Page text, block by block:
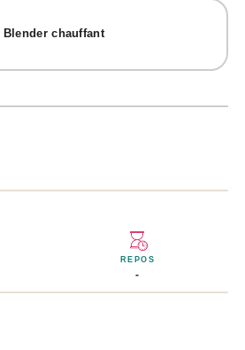
Blender chauffant
REPOS
-